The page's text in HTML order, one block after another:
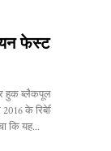
फेस्ट में
हुक ब्लैकपूल में
के रिबेलियन
कि यह...